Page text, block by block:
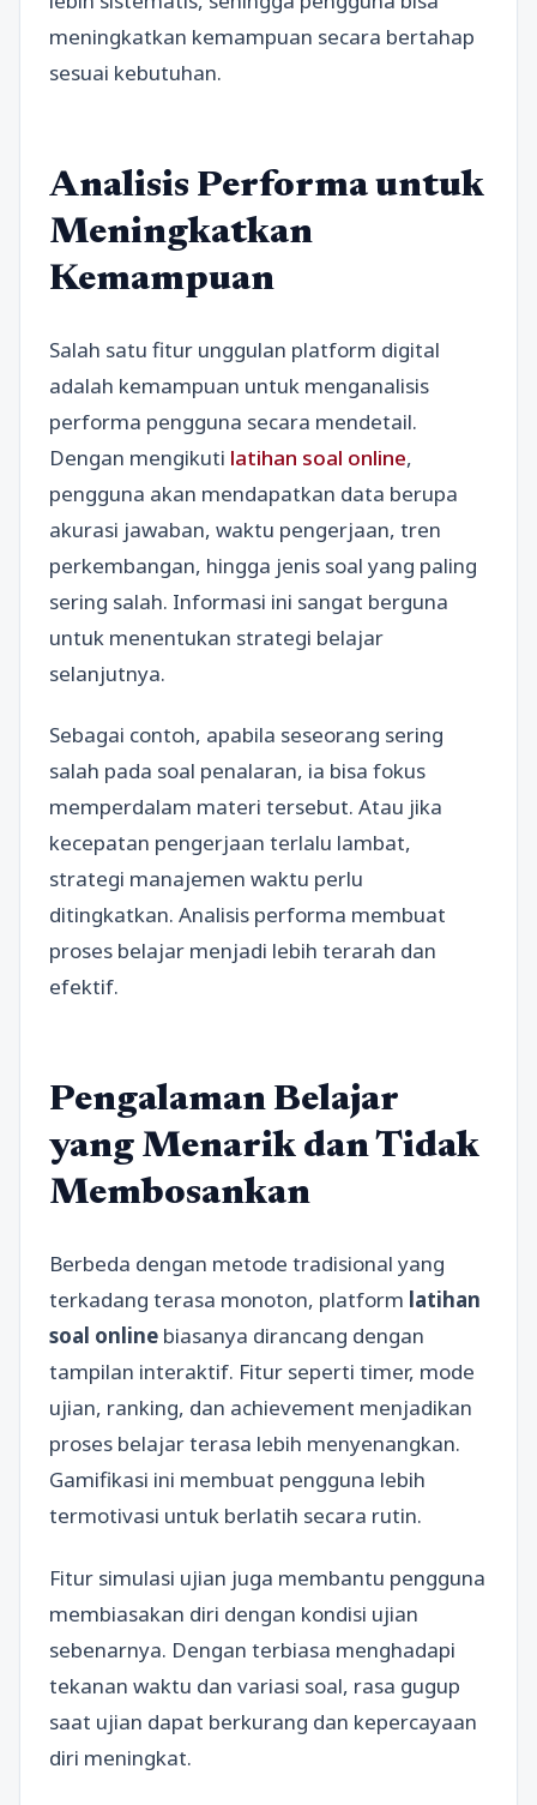
meningkatkan kemampuan secara bertahap
sesuai kebutuhan.
Analisis Performa untuk
Meningkatkan
Kemampuan
Salah satu fitur unggulan platform digital
adalah kemampuan untuk menganalisis
performa pengguna secara mendetail.
Dengan mengikuti latihan soal online,
pengguna akan mendapatkan data berupa
akurasi jawaban, waktu pengerjaan, tren
perkembangan, hingga jenis soal yang paling
sering salah. Informasi ini sangat berguna
untuk menentukan strategi belajar
selanjutnya.
Sebagai contoh, apabila seseorang sering
salah pada soal penalaran, ia bisa fokus
memperdalam materi tersebut. Atau jika
kecepatan pengerjaan terlalu lambat,
strategi manajemen waktu perlu
ditingkatkan. Analisis performa membuat
proses belajar menjadi lebih terarah dan
efektif.
Pengalaman Belajar
yang Menarik dan Tidak
Membosankan
Berbeda dengan metode tradisional yang
terkadang terasa monoton, platform latihan
soal online biasanya dirancang dengan
tampilan interaktif. Fitur seperti timer, mode
ujian, ranking, dan achievement menjadikan
proses belajar terasa lebih menyenangkan.
Gamifikasi ini membuat pengguna lebih
termotivasi untuk berlatih secara rutin.
Fitur simulasi ujian juga membantu pengguna
membiasakan diri dengan kondisi ujian
sebenarnya. Dengan terbiasa menghadapi
tekanan waktu dan variasi soal, rasa gugup
saat ujian dapat berkurang dan kepercayaan
diri meningkat.